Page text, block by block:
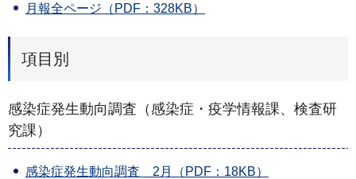
月報全ページ（PDF：328KB）
項目別
感染症発生動向調査（感染症・疫学情報課、検査研
究課）
感染症発生動向調査 2月（PDF：18KB）